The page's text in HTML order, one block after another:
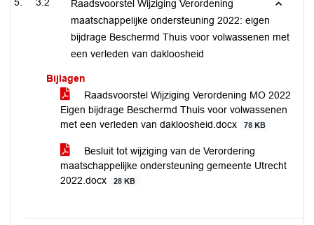
Raadsvoorstel Wijziging Verordening
maatschappelijke ondersteuning 2022: eigen
bijdrage Beschermd Thuis voor volwassenen met
een verleden van dakloosheid
Bijlagen
Raadsvoorstel Wijziging Verordening MO 2022
Eigen bijdrage Beschermd Thuis voor volwassenen
met een verleden van dakloosheid.docx
78 KB
Besluit tot wijziging van de Verordering
maatschappelijke ondersteuning gemeente Utrecht
2022.docx
28 KB